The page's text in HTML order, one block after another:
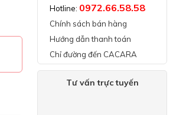
Hotline: 0972.66.58.58
Chính sách bán hàng
Hướng dẫn thanh toán
Chỉ đường đến CACARA
Tư vấn trực tuyến